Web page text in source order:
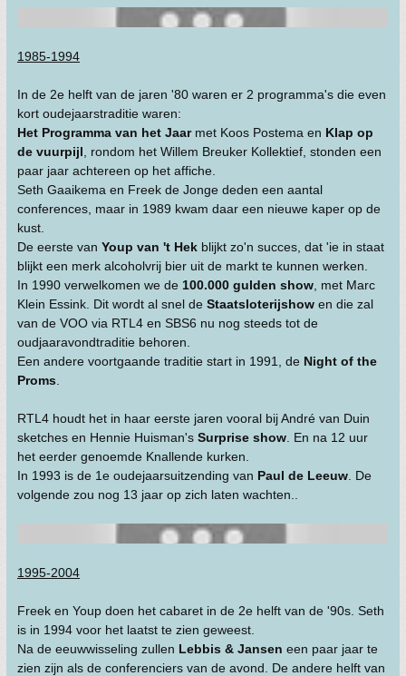
1985-1994
In de 2e helft van de jaren '80 waren er 2 programma's die even
kort oudejaarstraditie waren:
Het Programma van het Jaarmet Koos Postema en Klap op
de vuurpijl , rondom het Willem Breuker Kollektief, stonden een
paar jaar achtereen op het affiche.
Seth Gaaikema en Freek de Jonge deden een aantal
conferences, maar in 1989 kwam daar een nieuwe kaper op de
kust.
De eerste van Youp van 't Hek blijkt zo'n succes, dat 'ie in staat
blijkt een merk alcoholvrij bier uit de markt te kunnen werken.
In 1990 verwelkomen we de 100.000 gulden show , met Marc
Klein Essink. Dit wordt al snel de Staatsloterijshow en die zal
van de VOO via RTL4 en SBS6 nu nog steeds tot de
oudjaaravondtraditie behoren.
Een andere voortgaande traditie start in 1991, de Night of the
Proms
RTL4 houdt het in haar eerste jaren vooral bij André van Duin
sketches en Hennie Huisman's Surprise show . En na 12 uur
het eerder genoemde Knallende kurken.
In 1993 is de 1e oudejaarsuitzending van Paul de Leeuw . De
volgende zou nog 13 jaar op zich laten wachten..
1995-2004
Freek en Youp doen het cabaret in de 2e helft van de '90s. Seth
is in 1994 voor het laatst te zien geweest.
Na de eeuwwisseling zullen Lebbis & Jansen een paar jaar te
zien zijn als de conferenciers van de avond. De andere helft van